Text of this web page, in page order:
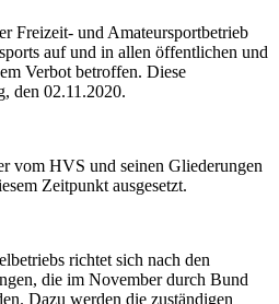
Freizeit- und Amateursportbetrieb
auf und in allen öffentlichen und
Verbot betroffen. Diese
den 02.11.2020.
vom HVS und seinen Gliederungen
Zeitpunkt ausgesetzt.
richtet sich nach den
die im November durch Bund
Dazu werden die zuständigen